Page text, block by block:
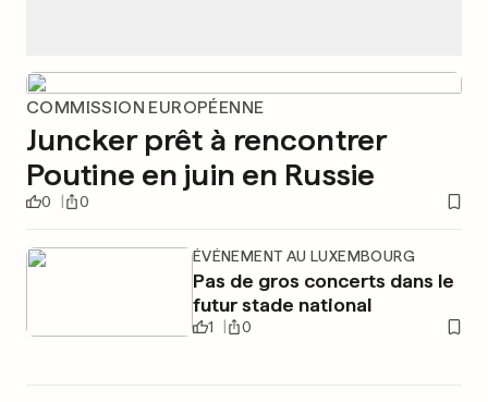
COMMISSION EUROPÉENNE
Juncker prêt à rencontrer
Poutine en juin en Russie
0 0
ÉVÉNEMENT AU LUXEMBOURG
Pas de gros concerts dans le
futur stade national
1 0